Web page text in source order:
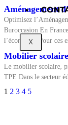
X
Aménagement
Optimisez
Buroccasion En
l’économie. Pour ces
Mobilier
Le mobilier scolaire,
TPE Dans le secteur
1 2 3 4 5